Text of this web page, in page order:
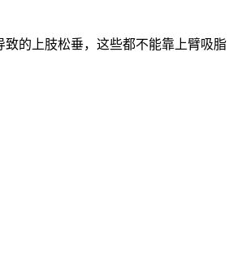
的上肢松垂，这些都不能靠上臂吸脂